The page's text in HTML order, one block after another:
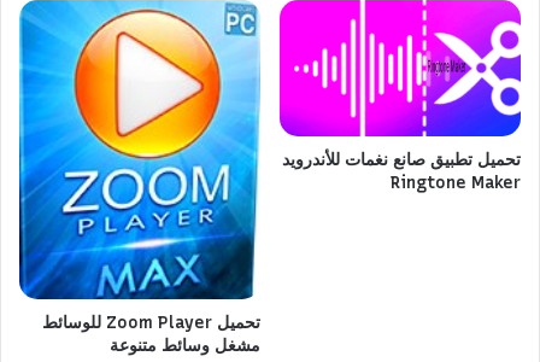
تحميل تطبيق صانع نغمات للأندرويد
Ringtone Maker
تحميل Zoom Player للوسائط
مشغل وسائط متنوعة